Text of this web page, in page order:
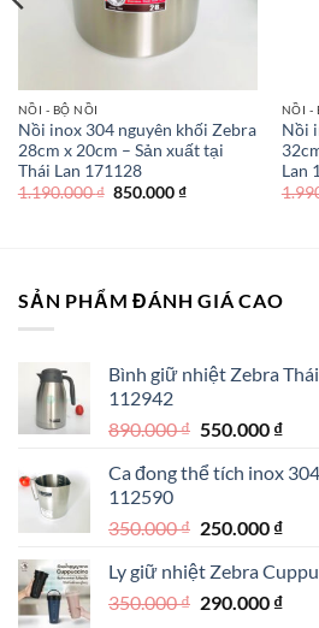
NỒI - BỘ NỒI
Nồi inox 304 nguyên khối Zebra
28cm x 20cm – Sản xuất tại
Thái Lan 171128
1.190.000₫ Giá
850.000₫Giá
NỒI -
Nồi
Lan
SẢN PHẨM ĐÁNH GIÁ CAO
Bình giữ nhiệt Zebra
112942
890.000₫ Giá
là:
550.000 ₫Giá
tại
Ca đong thể tích inox
112590
350.000₫ Giá
là:
350.000 ₫.
250.000 ₫Giá
tại
là:
Ly giữ nhiệt Zebra
350.000₫ Giá
290.000 ₫Giá